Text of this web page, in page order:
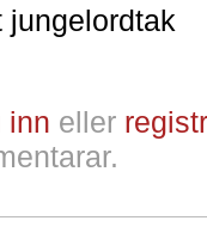
jungelordtak
inn eller